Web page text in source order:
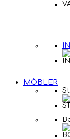
MÖBLER